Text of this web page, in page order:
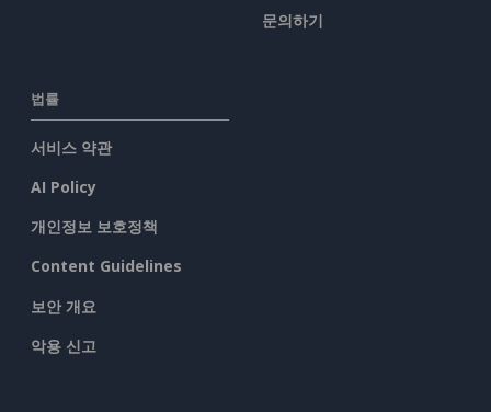
문의하기
법률
서비스 약관
AI Policy
개인정보 보호정책
Content Guidelines
보안 개요
악용 신고